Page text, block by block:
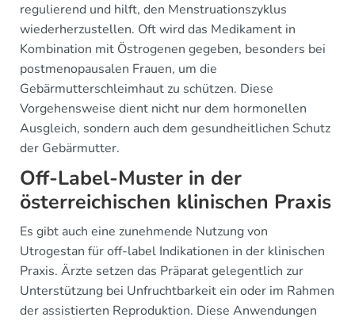
regulierend und hilft, den Menstruationszyklus
wiederherzustellen. Oft wird das Medikament in
Kombination mit Östrogenen gegeben, besonders bei
postmenopausalen Frauen, um die
Gebärmutterschleimhaut zu schützen. Diese
Vorgehensweise dient nicht nur dem hormonellen
Ausgleich, sondern auch dem gesundheitlichen Schutz
der Gebärmutter.
Off-Label-Muster in der
österreichischen klinischen Praxis
Es gibt auch eine zunehmende Nutzung von
Utrogestan für off-label Indikationen in der klinischen
Praxis. Ärzte setzen das Präparat gelegentlich zur
Unterstützung bei Unfruchtbarkeit ein oder im Rahmen
der assistierten Reproduktion. Diese Anwendungen